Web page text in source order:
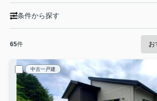
条件から探す
65件
中古一戸建